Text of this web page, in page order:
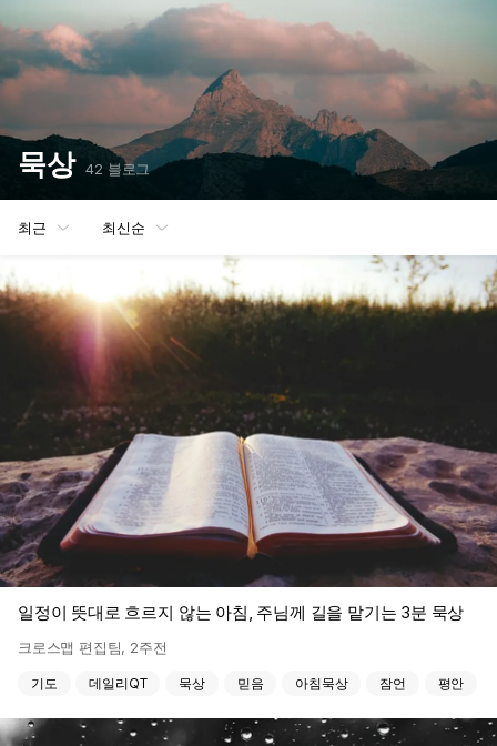
묵상 42 블로그
최근 최신순
일정이 뜻대로 흐르지 않는 아침, 주님께 길을 맡기는 3분 묵상
크로스맵 편집팀, 2주전
기도 데일리QT 묵상 믿음 아침묵상 잠언 평안